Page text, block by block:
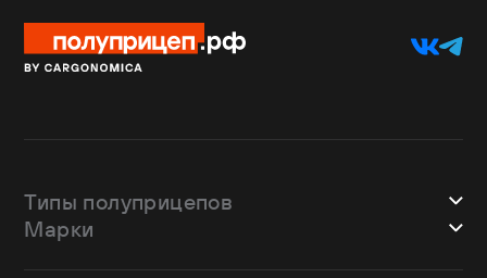
Типы полуприцепов
Шторные
Марки